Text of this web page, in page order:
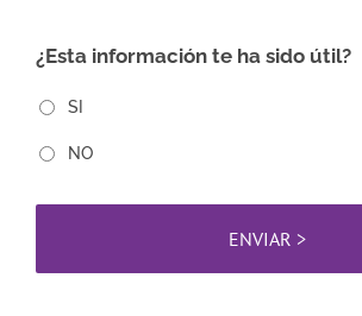
¿Esta información te ha sido útil?
SI
NO